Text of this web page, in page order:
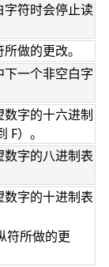
符时会停止读
做的更改。
一个非空白字
字的十六进制
F）。
字的八进制表
字的十进制表
符所做的更